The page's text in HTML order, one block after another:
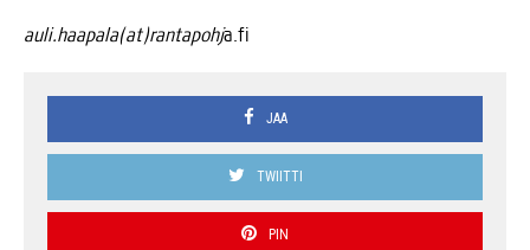
auli.haapala(at)rantapohja.fi
JAA
TWIITTI
PIN